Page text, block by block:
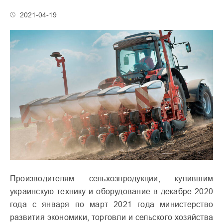
2021-04-19
Производителям сельхозпродукции, купившим
украинскую технику и оборудование в декабре 2020
года с января по март 2021 года министерство
развития экономики, торговли и сельского хозяйства